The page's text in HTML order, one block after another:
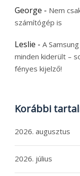
George - Nem
számítógép is
Leslie - A
minden kiderült –
fényes kijelző!
Korábbi
2026. augusztus
2026. július